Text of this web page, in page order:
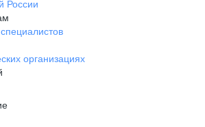
России
организациях